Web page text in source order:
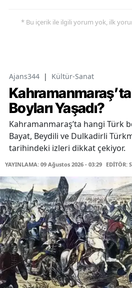
* Bu içerik ile ilgili yorum yok, ilk
Ajans344 | Kültür-Sanat
Boyları Yaşadı?
Kahramanmaraş’ta hangi Türk
Bayat, Beydili ve Dulkadirli
tarihindeki izleri dikkat çekiyor.
YAYINLAMA: 09 Ağustos 2026 - 03:29 EDİTÖR: